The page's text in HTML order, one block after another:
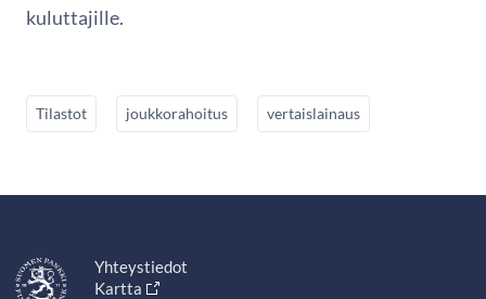
kuluttajille.
Tilastot joukkorahoitus vertaislainaus
Yhteystiedot
Kartta